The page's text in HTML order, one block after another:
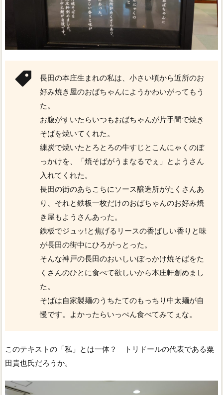
長田の本庄生まれの私は、小さい頃から近所のお
好み焼き屋のおばちゃんにようかわいがってもう
た。
お腹がすいたらいつもおばちゃんが片手間で焼き
そばを焼いてくれた。
練炭で焼いたとろとろの牛すじとこんにゃくのぼ
っかけを、「焼そばがうまなるでぇ」とようさん
入れてくれた。
長田の街のあちこちにソース醸造所がたくさんあ
り、それと鉄板一枚だけのおばちゃんのお好み焼
き屋もようさんあった。
鉄板でジュッ!と焦げるリースの香ばしい香りと味
が長田の街中にひろがっとった。
そんな神戸の長田のおいしいぼっかけ焼そばをた
くさんのひとに食べて欲しいから本庄軒創めまし
た。
そばは自家製麺のうちたてのもっちり中太麺が自
慢です。よかったらいっぺん食べてみてぇな。
このテキストの「私」とは一体？ トリドールの代表である粟
田貴也氏だろうか。